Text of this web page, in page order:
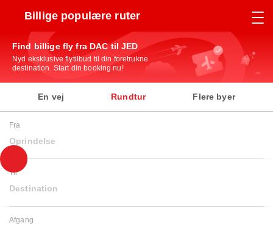
Billige populære ruter
Find billige fly fra DAC til JED
Nyd eksklusive flytilbud til din foretrukne
destination. Start din booking nu!
En vej Rundtur Flere byer
Fra
Oprindelse
Til
Destination
Afgang